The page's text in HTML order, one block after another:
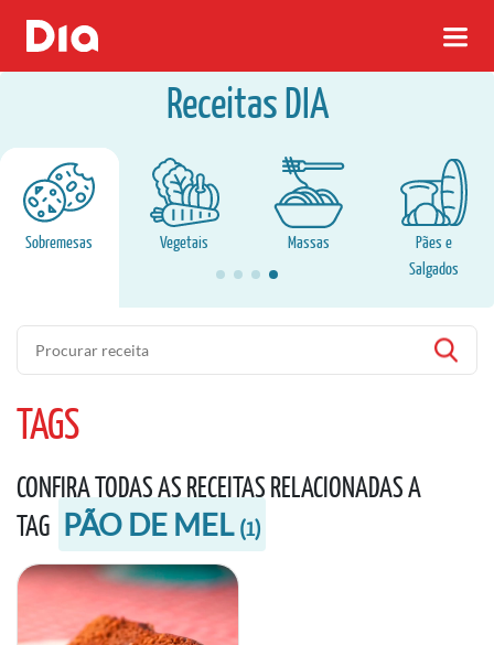
Receitas DIA
Sobremesas Vegetais Massas
Pães e
Salgados
Pesquisa
TAGS
CONFIRA TODAS AS RECEITAS RELACIONADAS A
TAG PÃO DE MEL (1)